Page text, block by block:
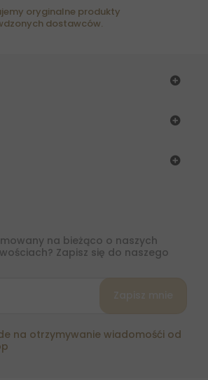
oryginalne produkty
dostawców.
na bieżąco o naszych
Zapisz się do naszego
na otrzymywanie wiadomośći od